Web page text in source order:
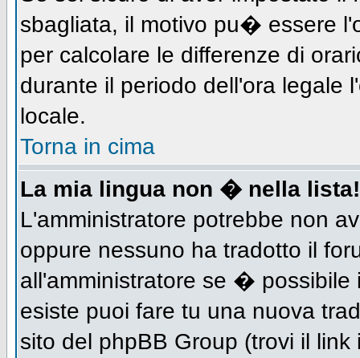
sbagliata, il motivo pu� essere
per calcolare le differenze di
durante il periodo dell'ora legale
locale.
Torna in cima
La mia lingua non � nella lista!
L'amministratore potrebbe non
oppure nessuno ha tradotto il
all'amministratore se � possibile
esiste puoi fare tu una nuova
sito del phpBB Group (trovi il